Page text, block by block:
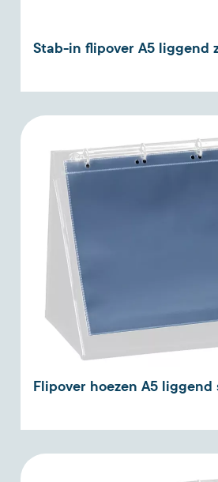
Stab-in flipover A5 liggend
Flipover hoezen A5 liggend